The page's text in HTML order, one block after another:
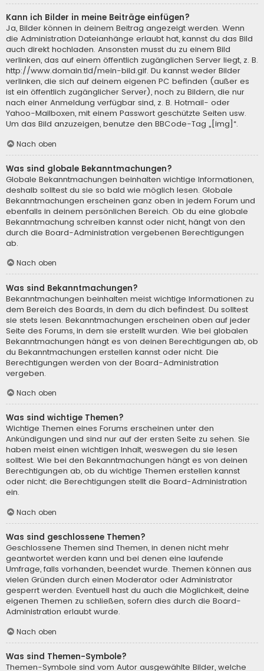
Kann ich Bilder in meine Beiträge einfügen?
Ja, Bilder können in deinem Beitrag angezeigt werden. Wenn
die Administration Dateianhänge erlaubt hat, kannst du das Bild
auch direkt hochladen. Ansonsten musst du zu einem Bild
verlinken, das auf einem öffentlich zugänglichen Server liegt, z. B.
http://www.domain.tld/mein-bild.gif. Du kannst weder Bilder
verlinken, die sich auf deinem eigenen PC befinden (außer es
ist ein öffentlich zugänglicher Server), noch zu Bildern, die nur
nach einer Anmeldung verfügbar sind, z. B. Hotmail- oder
Yahoo-Mailboxen, mit einem Passwort geschützte Seiten usw.
Um das Bild anzuzeigen, benutze den BBCode-Tag „[img]“.
Nach oben
Was sind globale Bekanntmachungen?
Globale Bekanntmachungen beinhalten wichtige Informationen,
deshalb solltest du sie so bald wie möglich lesen. Globale
Bekanntmachungen erscheinen ganz oben in jedem Forum und
ebenfalls in deinem persönlichen Bereich. Ob du eine globale
Bekanntmachung schreiben kannst oder nicht, hängt von den
durch die Board-Administration vergebenen Berechtigungen
ab.
Nach oben
Was sind Bekanntmachungen?
Bekanntmachungen beinhalten meist wichtige Informationen zu
dem Bereich des Boards, in dem du dich befindest. Du solltest
sie stets lesen. Bekanntmachungen erscheinen oben auf jeder
Seite des Forums, in dem sie erstellt wurden. Wie bei globalen
Bekanntmachungen hängt es von deinen Berechtigungen ab, ob
du Bekanntmachungen erstellen kannst oder nicht. Die
Berechtigungen werden von der Board-Administration
vergeben.
Nach oben
Was sind wichtige Themen?
Wichtige Themen eines Forums erscheinen unter den
Ankündigungen und sind nur auf der ersten Seite zu sehen. Sie
haben meist einen wichtigen Inhalt, weswegen du sie lesen
solltest. Wie bei den Bekanntmachungen hängt es von deinen
Berechtigungen ab, ob du wichtige Themen erstellen kannst
oder nicht; die Berechtigungen stellt die Board-Administration
ein.
Nach oben
Was sind geschlossene Themen?
Geschlossene Themen sind Themen, in denen nicht mehr
geantwortet werden kann und bei denen eine laufende
Umfrage, falls vorhanden, beendet wurde. Themen können aus
vielen Gründen durch einen Moderator oder Administrator
gesperrt werden. Eventuell hast du auch die Möglichkeit, deine
eigenen Themen zu schließen, sofern dies durch die Board-
Administration erlaubt wurde.
Nach oben
Was sind Themen-Symbole?
Themen-Symbole sind vom Autor ausgewählte Bilder, welche